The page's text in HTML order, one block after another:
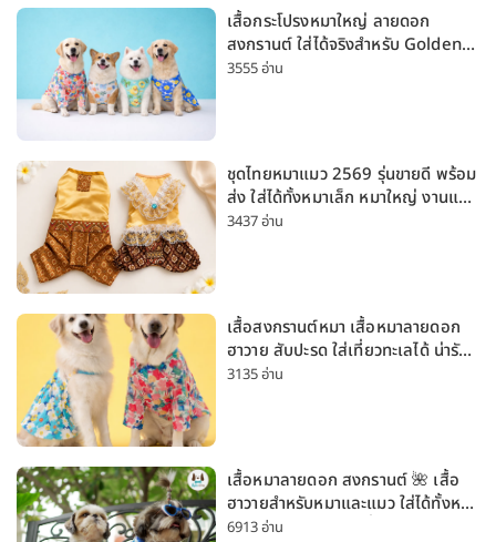
เสื้อกระโปรงหมาใหญ่ ลายดอก
สงกรานต์ ใส่ได้จริงสำหรับ Golden
Husky Labrador [อัปเดต 2026]
3555 อ่าน
ชุดไทยหมาแมว 2569 รุ่นขายดี พร้อม
ส่ง ใส่ได้ทั้งหมาเล็ก หมาใหญ่ งานแต่ง
สงกรานต์ ลอยกระทง
3437 อ่าน
เสื้อสงกรานต์หมา เสื้อหมาลายดอก
ฮาวาย สับปะรด ใส่เที่ยวทะเลได้ น่ารัก
ใส่ได้ทั้งหมาเล็กและหมาใหญ่
3135 อ่าน
เสื้อหมาลายดอก สงกรานต์ 🌺 เสื้อ
ฮาวายสำหรับหมาและแมว ใส่ได้ทั้งหมา
เล็กและหมาใหญ่ ใส่เที่ยวทะเลน่ารัก
6913 อ่าน